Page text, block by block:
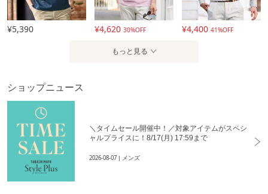
¥5,390 ¥4,62030%OFF ¥4,40041%OFF
もっと見る
ショップニュース
＼タイムセール開催中！／対象アイテムがスペシ
ャルプライスに！8/17(月) 17:59まで
2026-08-07 | メンズ